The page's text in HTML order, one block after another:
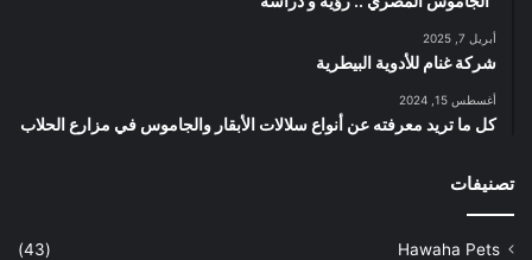
أبريل 7, 2025
شركة غنام للأدوية البيطرية
أغسطس 15, 2024
كل ما تريد معرفته عن أنواع سلالات الأبقار والجاموس في مزارع الحلاب
تصنيفات
Hawaha Pets
(43)